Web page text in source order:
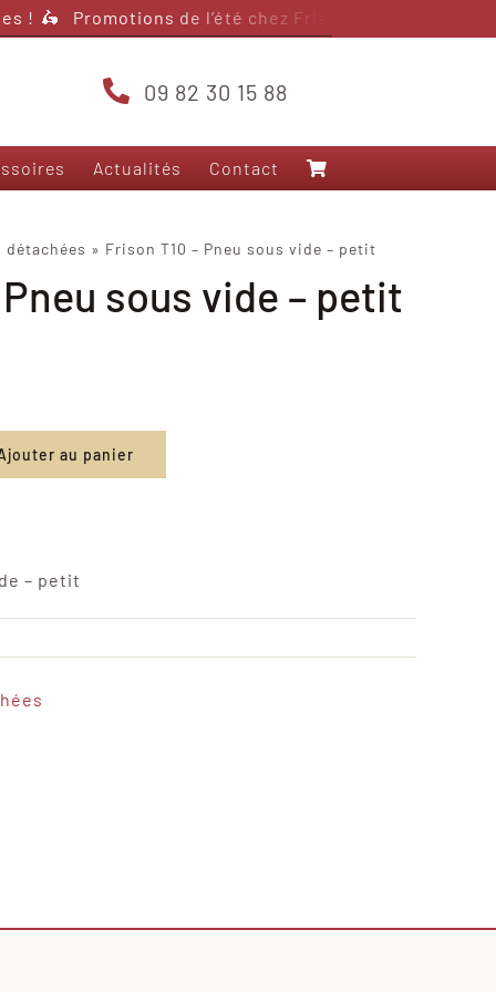
! 🛵 Promotions de l’été chez Frison Scooter –
09 82 30 15 88
Nos modèles 125
Frison T5000
Frison 3RS+
Yadea Fierider
Yadea Voltguard
Sarkcyber HC200
Actualités Contact
détachées » Frison T10 – Pneu sous vide – petit
sous vide – petit
au panier
– petit